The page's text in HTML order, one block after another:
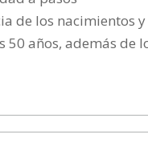
de los nacimientos y
50 años, además de